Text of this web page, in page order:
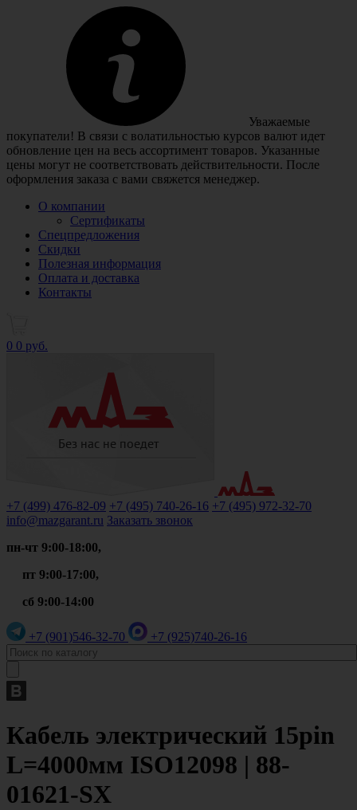
Уважаемые
покупатели! В связи с волатильностью курсов валют идет
обновление цен на весь ассортимент товаров. Указанные
цены могут не соответствовать действительности. После
оформления заказа с вами свяжется менеджер.
О компании
Сертификаты
Спецпредложения
Скидки
Полезная информация
Оплата и доставка
Контакты
0 0 руб.
+7 (499) 476-82-09 +7 (495) 740-26-16 +7 (495) 972-32-70
info@mazgarant.ru Заказать звонок
пн-чт 9:00-18:00,
пт 9:00-17:00,
сб 9:00-14:00
+7 (901)546-32-70 +7 (925)740-26-16
Кабель электрический 15pin
L=4000мм ISO12098 | 88-
01621-SX